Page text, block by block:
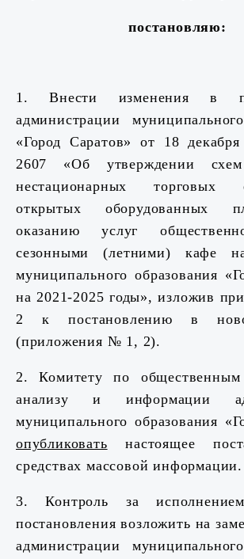
постановляю:
1. Внести изменения в
администрации
«Город Саратов» от 18
2607 «Об утверждении схем
нестационарных торговых
открытых оборудованных
оказанию услуг
сезонными (летними) кафе
муниципального образования
на 2021-2025 годы», изложив
2 к постановлению в
(приложения № 1, 2).
2. Комитету по
анализу и информации
муниципального образования
опубликовать настоящее
средствах массовой информации.
3. Контроль за
постановления возложить на
администрации